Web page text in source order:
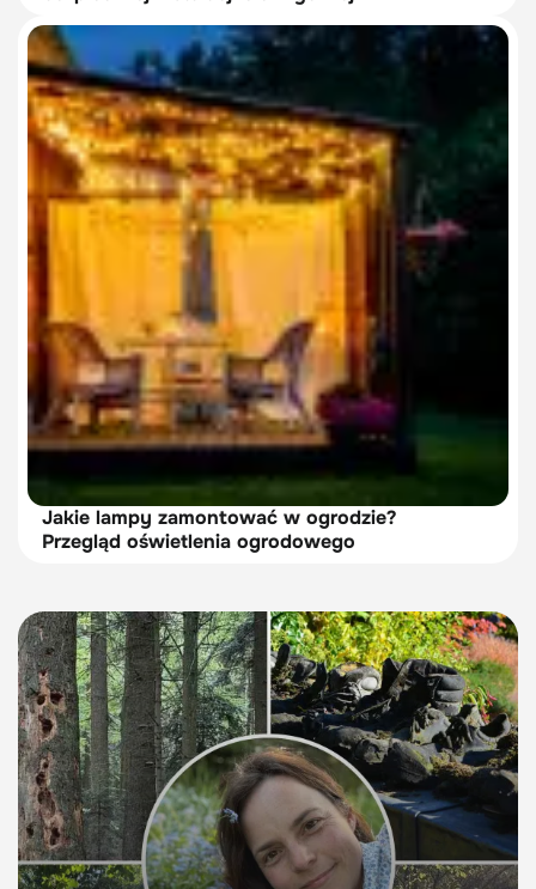
Jakie lampy zamontować w ogrodzie?
Przegląd oświetlenia ogrodowego